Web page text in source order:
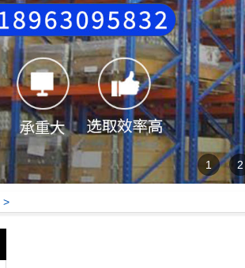
1 2
>